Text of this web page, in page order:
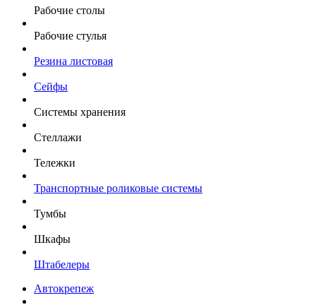
Рабочие столы
Рабочие стулья
Резина листовая
Сейфы
Системы хранения
Стеллажи
Тележки
Транспортные роликовые системы
Тумбы
Шкафы
Штабелеры
Автокрепеж